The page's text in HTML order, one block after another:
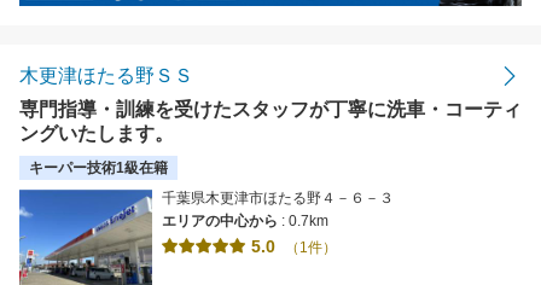
木更津ほたる野ＳＳ
専門指導・訓練を受けたスタッフが丁寧に洗車・コーティ
ングいたします。
キーパー技術1級在籍
千葉県木更津市ほたる野４－６－３
エリアの中心から : 0.7km
5.0 （1件）